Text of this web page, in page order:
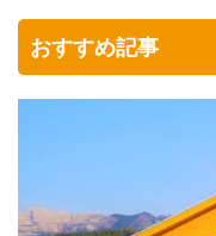
おすすめ記事